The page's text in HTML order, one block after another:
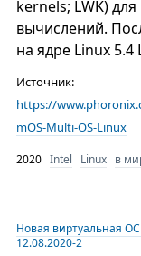
kernels; LWK)
вычислений.
на ядре Linux 5.4
Источник:
https://
mOS-Multi-OS-Linux
2020 Intel Linux в
Новая виртуальная
12.08.2020-2